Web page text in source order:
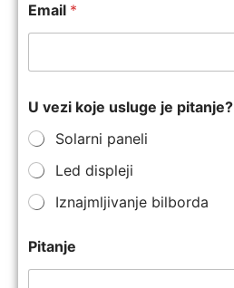
Email *
U vezi koje usluge je pitanje?
Solarni paneli
Led displeji
Iznajmljivanje bilborda
Pitanje